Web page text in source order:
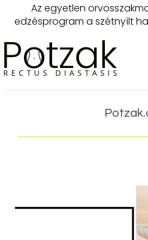
Az egyetlen
edzésprogram a szétnyílt